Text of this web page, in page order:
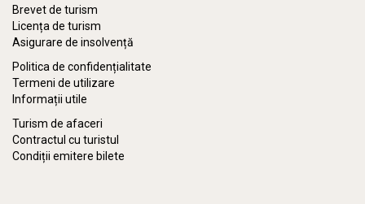
Brevet de turism
Licența de turism
Asigurare de insolvență
Politica de confidențialitate
Termeni de utilizare
Informații utile
Turism de afaceri
Contractul cu turistul
Condiții emitere bilete